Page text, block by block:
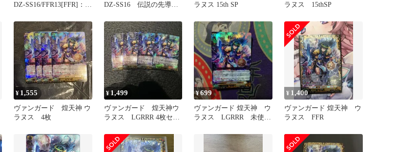
DZ-SS16/FFR13[FFR]：煌
DZ-SS16 伝説の先導者
ラヌス 15th SP
ラヌス 15thSP
¥ 1,555
ヴァンガード 煌天神 ウ
ラヌス 4枚
¥ 1,499
ヴァンガード 煌天神ウ
ラヌス LGRRR 4枚セッ
¥699
ヴァンガード 煌天神 ウ
ラヌス LGRRR 未使用
¥ 1,400
ヴァンガード 煌天神 ウ
ラヌス FFR